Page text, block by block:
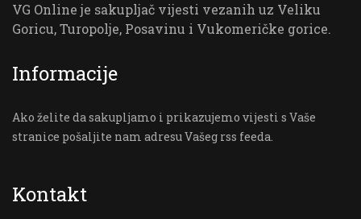
VG Online je sakupljač vijesti vezanih uz Veliku
Goricu, Turopolje, Posavinu i Vukomeričke gorice.
Informacije
Ako želite da sakupljamo i prikazujemo vijesti s Vaše
stranice pošaljite nam adresu Vašeg rss feeda.
Kontakt